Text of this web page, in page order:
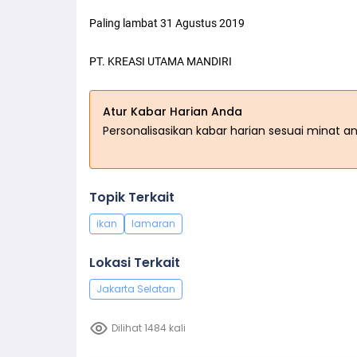
Paling lambat 31 Agustus 2019
PT. KREASI UTAMA MANDIRI
Atur Kabar Harian Anda
Personalisasikan kabar harian sesuai minat
Topik Terkait
ikan lamaran
Lokasi Terkait
Jakarta Selatan
Dilihat 1484 kali